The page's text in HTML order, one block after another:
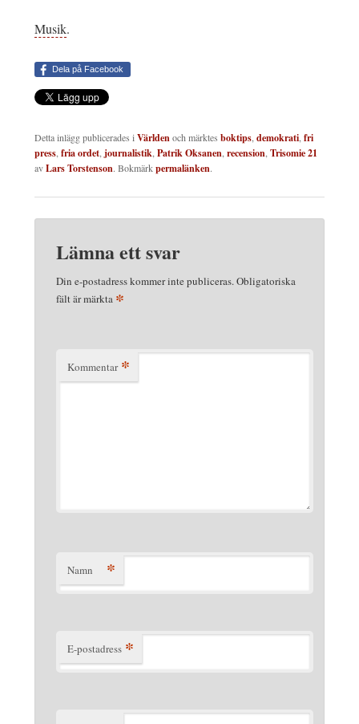
Musik.
Dela på Facebook
Detta inlägg publicerades iVärldenoch märktes boktips,demokrati,fri
press,fria ordet,journalistik,Patrik Oksanen,recension,Trisomie 21
avLars Torstenson. Bokmärkpermalänken.
Lämna ett svar
Din e-postadress kommer inte publiceras.Obligatoriska
fält är märkta *
Kommentar *
Namn *
E-postadress *